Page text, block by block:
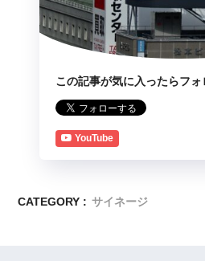
この記事が気に入ったらフォ
YouTube
CATEGORY : サイネージ